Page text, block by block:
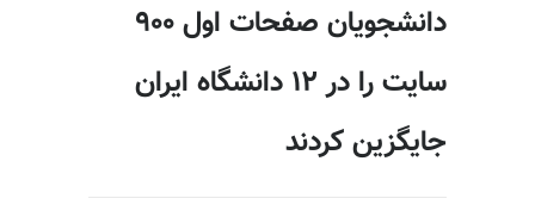
دانشجویان صفحات اول ۹۰۰
سایت را در ۱۲ دانشگاه ایران
جایگزین کردند